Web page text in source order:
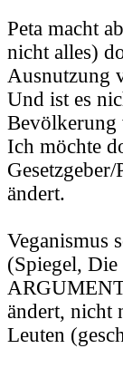
Peta macht
nicht alles)
Ausnutzung
Und ist es
Bevölkerung
Ich möchte
ändert.
Veganismus
(Spiegel,
ändert, nicht
Leuten